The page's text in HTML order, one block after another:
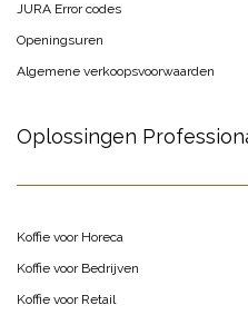
JURA Error codes
Openingsuren
Algemene verkoopsvoorwaarden
Oplossingen
Koffie voor Horeca
Koffie voor Bedrijven
Koffie voor Retail